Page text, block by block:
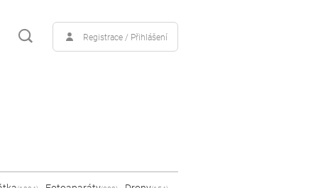
Registrace / Přihlášení